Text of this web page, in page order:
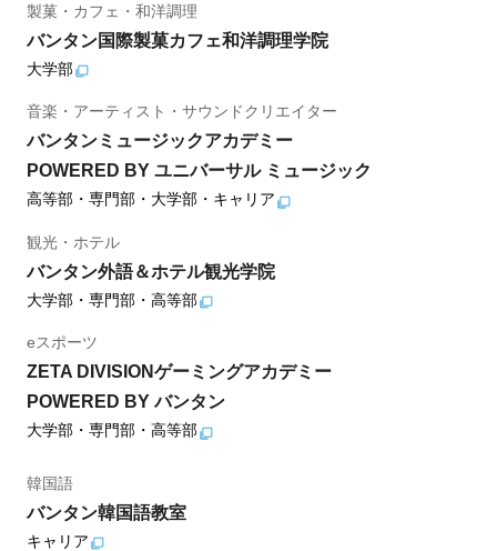
製菓・カフェ・和洋調理
バンタン国際製菓カフェ和洋調理学院
大学部
音楽・アーティスト・サウンドクリエイター
バンタンミュージックアカデミー
POWERED BY ユニバーサル ミュージック
高等部・専門部・大学部・キャリア
観光・ホテル
バンタン外語＆ホテル観光学院
大学部・専門部・高等部
eスポーツ
ZETA DIVISIONゲーミングアカデミー
POWERED BY バンタン
大学部・専門部・高等部
韓国語
バンタン韓国語教室
キャリア